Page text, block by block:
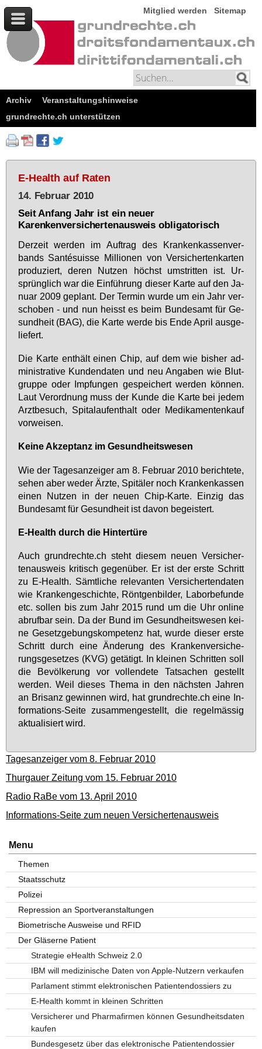
Mitglied werden Sitemap
Archiv
Veranstaltungshinweise
grundrechte.ch unterstützen
E-Health auf Raten
14. Februar 2010
Seit Anfang Jahr ist ein neuer
Karenkenversichertenausweis obligatorisch
Der­zeit wer­den im Auf­trag des Kran­ken­kas­sen­ver­
bands Santésu­is­se Mil­lio­nen von Ver­si­cher­ten­kar­ten
pro­du­ziert, de­ren Nut­zen höchst um­strit­ten ist. Ur­
sprüng­lich war die Ein­füh­rung die­ser Kar­te auf den Ja­
nu­ar 2009 ge­plant. Der Ter­min wur­de um ein Jahr ver­
scho­ben - und nun heisst es beim Bun­des­amt für Ge­
sund­heit (BAG), die Kar­te wer­de bis En­de April aus­ge­
lie­fert.
Die Kar­te ent­hält ei­nen Chip, auf dem wie bis­her ad­
mi­nis­tra­ti­ve Kun­den­da­ten und neu An­ga­ben wie Blut­
grup­pe oder Imp­fun­gen ge­spei­chert wer­den kön­nen.
Laut Ver­ord­nung muss der Kun­de die Kar­te bei je­dem
Arzt­be­such, Spi­tal­auf­ent­halt oder Me­di­ka­men­ten­kauf
vor­wei­sen.
Kei­ne Ak­zep­tanz im Ge­sund­heits­we­sen
Wie der Ta­ges­an­zei­ger am 8. Fe­bru­ar 2010 be­rich­te­te,
se­hen aber we­der Ärz­te, Spi­tä­ler noch Kran­ken­kas­sen
ei­nen Nut­zen in der neu­en Chip-Kar­te. Ein­zig das
Bun­des­amt für Ge­sund­heit ist da­von be­geis­tert.
E-Health durch die Hin­ter­tü­re
Auch grund­rech­te.ch steht die­sem neu­en Ver­si­cher­
ten­aus­weis kri­tisch ge­gen­über. Er ist der ers­te Schritt
zu E-Health. Sämt­li­che re­le­van­ten Ver­si­cher­ten­da­ten
wie Kran­ken­ge­schich­te, Rönt­gen­bil­der, La­bor­be­fun­de
etc. sol­len bis zum Jahr 2015 rund um die Uhr on­line
ab­ruf­bar sein. Da der Bund im Ge­sund­heits­we­sen kei­
ne Ge­setz­ge­bungs­kom­pe­tenz hat, wur­de die­ser ers­te
Schritt durch ei­ne Än­de­rung des Kran­ken­ver­si­che­
rungs­ge­set­zes (KVG) ge­tä­tigt. In klei­nen Schrit­ten soll
die Be­völ­ke­rung vor voll­ende­te Tat­sa­chen ge­stellt
wer­den. Weil die­ses The­ma in den nächs­ten Jah­ren
an Bri­sanz ge­win­nen wird, hat grund­rech­te.ch ei­ne In­
for­ma­ti­ons-Sei­te zu­sam­men­ge­stellt, die re­gel­mäs­sig
ak­tua­li­siert wird.
Tagesanzeiger vom 8. Februar 2010
Thurgauer Zeitung vom 15. Februar 2010
Radio RaBe vom 13. April 2010
Informations-Seite zum neuen Versichertenausweis
Menu
Themen
Staatsschutz
Polizei
Repression an Sportveranstaltungen
Biometrische Ausweise und RFID
Der Gläserne Patient
Strategie eHealth Schweiz 2.0
IBM will medizinische Daten von Apple-Nutzern verkaufen
Parlament stimmt elektronischen Patientendossiers zu
E-Health kommt in kleinen Schritten
Versicherer und Pharmafirmen können Gesundheitsdaten
kaufen
Bundesgesetz über das elektronische Patientendossier